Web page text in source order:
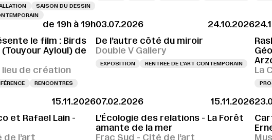
SAISON DU DESSIN
de 19h à 19h
le film : Birds
Ayloul) de
lieu de création
RENCONTRES
03.07.2026
24.10.2026
De l’autre côté du miroir
Double V Gallery
EXPOSITION RENTRÉE DE L'ART CONTEMPORAIN
La
15.11.2026
et Rafael Lain -
de l’art
07.02.2026
15.11.2026
L’Écologie des relations - La Forêt
amante de la mer
Frac Sud - Cité de l’art